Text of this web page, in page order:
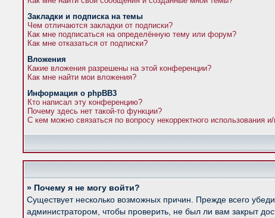
Закладки и подписка на темы
Чем отличаются закладки от подписки?
Как мне подписаться на определённую тему или форум?
Как мне отказаться от подписки?
Вложения
Какие вложения разрешены на этой конференции?
Как мне найти мои вложения?
Информация о phpBB3
Кто написал эту конференцию?
Почему здесь нет такой-то функции?
С кем можно связаться по вопросу некорректного использования
» Почему я не могу войти?
Существует несколько возможных причин. Прежде всего
администратором, чтобы проверить, не был ли вам закрыт